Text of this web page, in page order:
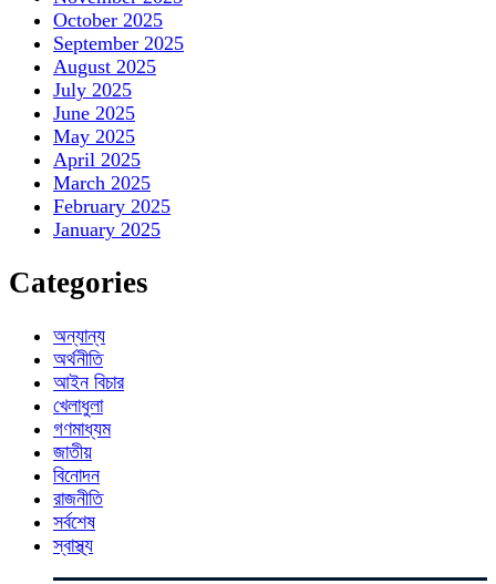
October 2025
September 2025
August 2025
July 2025
June 2025
May 2025
April 2025
March 2025
February 2025
January 2025
Categories
অন্যান্য
অর্থনীতি
আইন বিচার
খেলাধুলা
গণমাধ্যম
জাতীয়
বিনোদন
রাজনীতি
সর্বশেষ
স্বাস্থ্য